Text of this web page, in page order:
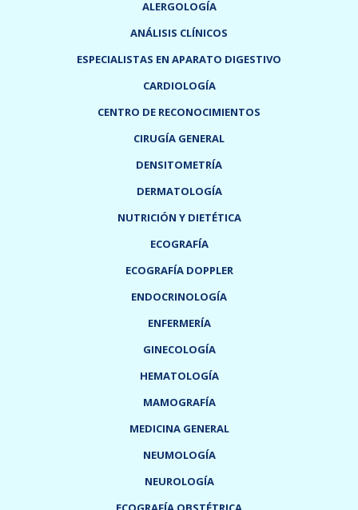
ALERGOLOGÍA
ANÁLISIS CLÍNICOS
ESPECIALISTAS EN APARATO DIGESTIVO
CARDIOLOGÍA
CENTRO DE RECONOCIMIENTOS
CIRUGÍA GENERAL
DENSITOMETRÍA
DERMATOLOGÍA
NUTRICIÓN Y DIETÉTICA
ECOGRAFÍA
ECOGRAFÍA DOPPLER
ENDOCRINOLOGÍA
ENFERMERÍA
GINECOLOGÍA
HEMATOLOGÍA
MAMOGRAFÍA
MEDICINA GENERAL
NEUMOLOGÍA
NEUROLOGÍA